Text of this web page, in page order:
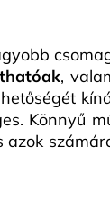
,
Könnyű